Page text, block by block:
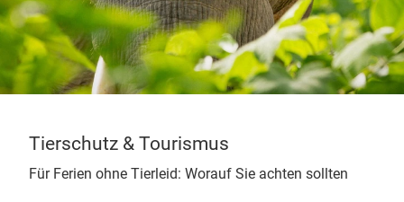
Tierschutz & Tourismus
Für Ferien ohne Tierleid: Worauf Sie achten sollten